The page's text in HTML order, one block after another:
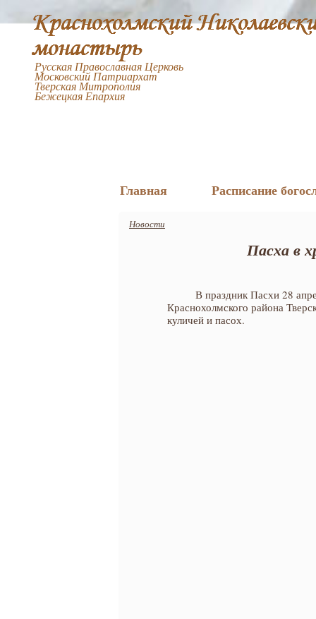
Русская Православная Церковь
Московский Патриархат
Тверская Митрополия
Бежецкая Епархия
Главная Расписание
Пасха в
В праздник Пасхи 28
Краснохолмского района
куличей и пасох.
Новости